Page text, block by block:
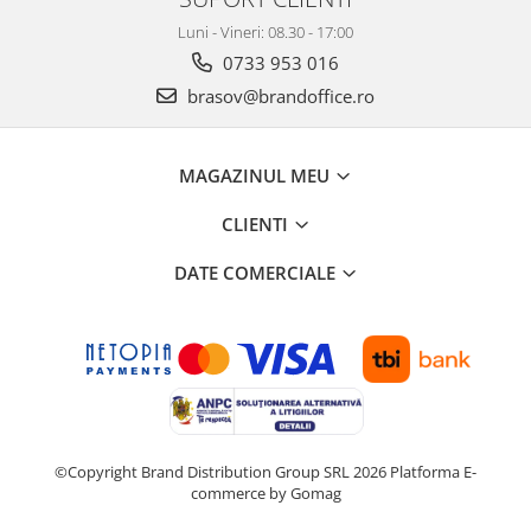
Suporturi si huse telefoane &
Periferice PC si accesorii
Audio
Tehnica si mobilier pentru birou
Ghilotine și Trimmere
Calculatoare de birou
Distrugatoare documente
Cosuri de gunoi pentru birou
Luni - Vineri: 08.30 - 17:00
0733 953 016
brasov@brandoffice.ro
MAGAZINUL MEU
CLIENTI
DATE COMERCIALE
©Copyright Brand Distribution Group SRL 2026 Platforma E-
commerce by Gomag